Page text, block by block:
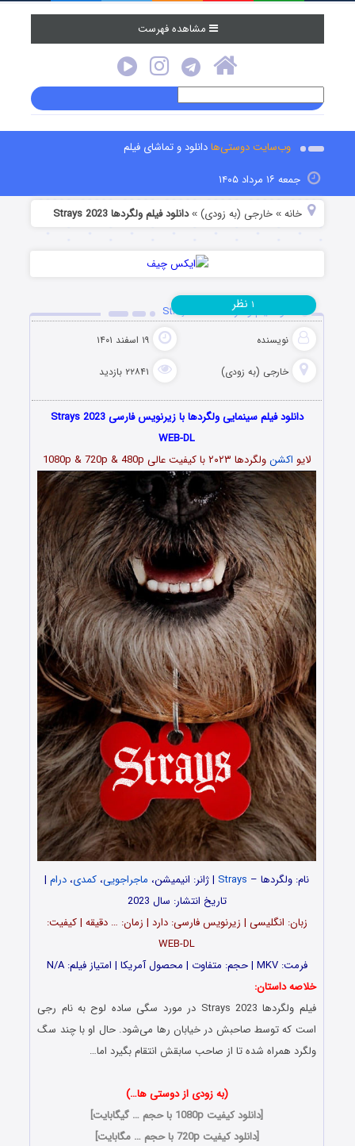
مشاهده فهرست
وب‌سایت دوستی‌هادانلود و تماشای فیلم
جمعه ۱۶ مرداد ۱۴۰۵
خانه »خارجی (به زودی) »دانلود فیلم ولگردها Strays 2023
دانلود فیلم ولگردها Strays 2023
نویسنده ۱۹ اسفند ۱۴۰۱
خارجی (به زودی) ۲۲۸۴۱ بازدید
۱ نظر
دانلود فیلم سینمایی ولگردها با زیرنویس فارسی Strays 2023
WEB-DL
لایو اکشنولگردها ۲۰۲۳ با کیفیت عالی 1080p & 720p & 480p
نام: ولگردها – Strays | ژانر: انیمیشن، ماجراجویی، کمدی، درام |
تاریخ انتشار: سال 2023
زبان: انگلیسی | زیرنویس فارسی: دارد | زمان: … دقیقه | کیفیت:
WEB-DL
فرمت: MKV | حجم: متفاوت | محصول آمریکا | امتیاز فیلم: N/A
خلاصه داستان:
فیلم ولگردها Strays 2023 در مورد سگی ساده لوح به نام رجی
است که توسط صاحبش در خیابان رها می‌شود. حال او با چند سگ
ولگرد همراه شده تا از صاحب سابقش انتقام بگیرد اما…
(به زودی از دوستی ها…)
[دانلود کیفیت 1080p با حجم … گیگابایت
]
[دانلود کیفیت 720p با حجم … مگابایت
]